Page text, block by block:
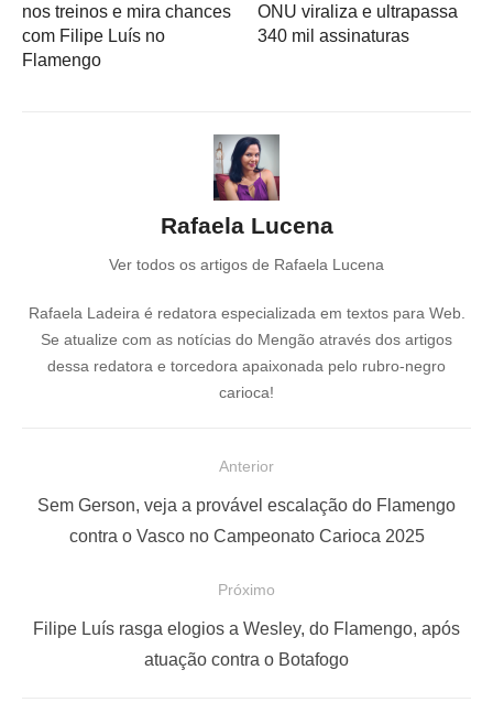
nos treinos e mira chances
com Filipe Luís no
Flamengo
ONU viraliza e ultrapassa
340 mil assinaturas
Rafaela Lucena
Ver todos os artigos de Rafaela Lucena
Rafaela Ladeira é redatora especializada em textos para Web.
Se atualize com as notícias do Mengão através dos artigos
dessa redatora e torcedora apaixonada pelo rubro-negro
carioca!
a
Anterior
P
a
Sem Gerson, veja a provável escalação do Flamengo
contra o Vasco no Campeonato Carioca 2025
Próximo
P
Filipe Luís rasga elogios a Wesley, do Flamengo, após
atuação contra o Botafogo